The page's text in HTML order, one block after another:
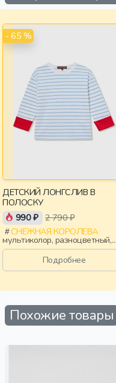
- 65 %
ДЕТСКИЙ ЛОНГСЛИВ В
ПОЛОСКУ
990 ₽ 2 790 ₽
СНЕЖНАЯ КОРОЛЕВА
мультиколор, разноцветный,
хлопок, лето, весна, россия,
прямые, полоски, манжета,
вырез, круглый вырез, отворот,
девочки, дети
Подробнее
Похожие товары